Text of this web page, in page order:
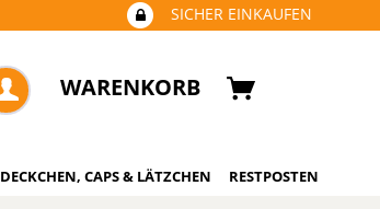
SICHER EINKAUFEN
WARENKORB
DECKCHEN, CAPS & LÄTZCHEN RESTPOSTEN